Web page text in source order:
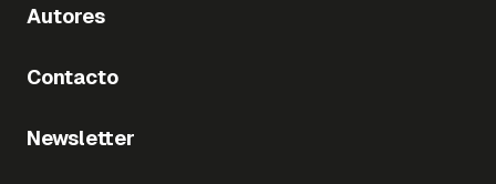
Autores
Contacto
Newsletter